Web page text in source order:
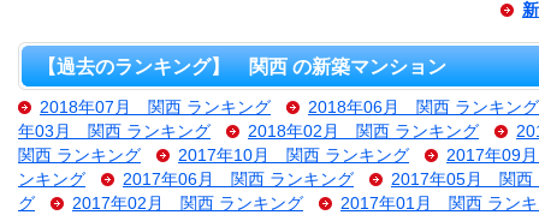
【過去のランキング】 関西 の新築マンション
2018年07月 関西 ランキング
2018年06月 関西 ランキング
年03月 関西 ランキング
2018年02月 関西 ランキング
関西 ランキング
2017年10月 関西 ランキング
2017年09
ンキング
2017年06月 関西 ランキング
2017年05月 関西
グ
2017年02月 関西 ランキング
2017年01月 関西 ランキ